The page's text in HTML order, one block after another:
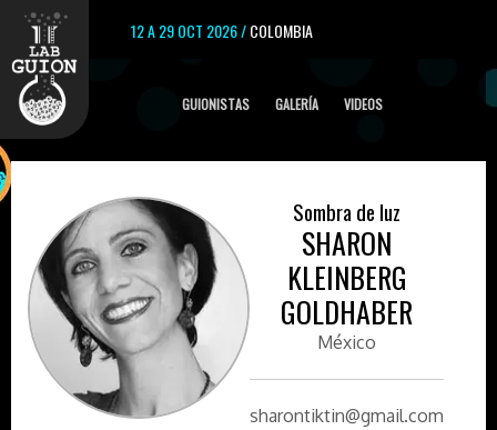
12 A 29 OCT 2026 /COLOMBIA
GUIONISTAS GALERÍA VIDEOS
Sombra de luz
SHARON
KLEINBERG
GOLDHABER
México
sharontiktin@gmail.com